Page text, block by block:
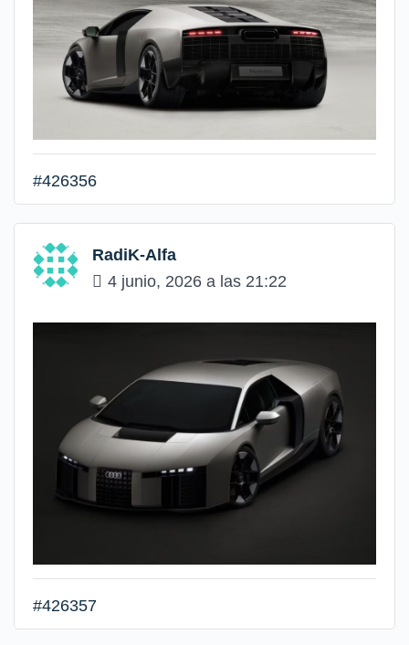
#426356
RadiK-Alfa
4 junio, 2026 a las 21:22
#426357